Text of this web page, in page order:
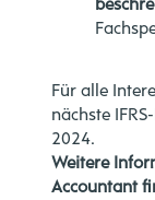
Für alle
nächste
2024.
Weitere
Accountant